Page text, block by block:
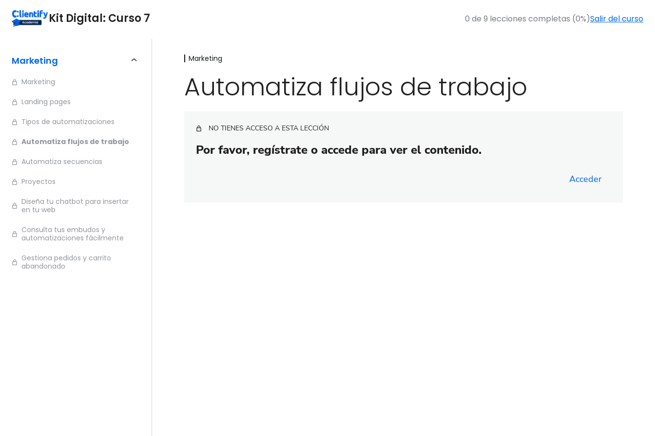
Kit Digital: Curso 7 0 de 9 lecciones completas (0%)Salir del curso
Marketing
Marketing
Landing pages
Tipos de automatizaciones
Automatiza flujos de trabajo
Automatiza secuencias
Proyectos
Diseña tu chatbot para insertar
en tu web
Consulta tus embudos y
automatizaciones fácilmente
Gestiona pedidos y carrito
abandonado
Marketing
Automatiza flujos de trabajo
NO TIENES ACCESO A ESTA LECCIÓN
Por favor, regístrate o accede para ver el contenido.
Acceder